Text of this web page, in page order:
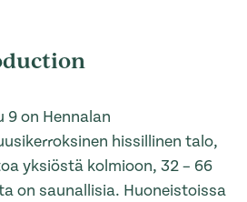
9 on Hennalan
hissillinen talo,
yksiöstä kolmioon, 32 – 66
on saunallisia. Huoneistoissa